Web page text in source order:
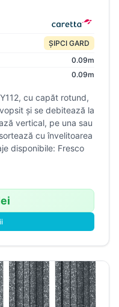
ȘIPCI GARD
0.09m
0.09m
cu capăt rotund,
și se debitează la
vertical, pe una sau
cu învelitoarea
disponibile: Fresco